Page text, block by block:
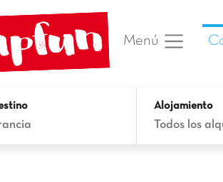
Menú
Alojamiento
Todos los